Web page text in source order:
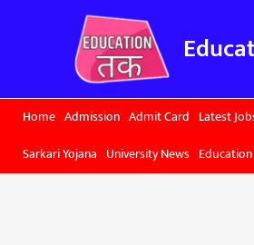
Home Admission Admit Card Latest
Sarkari Yojana University News Education